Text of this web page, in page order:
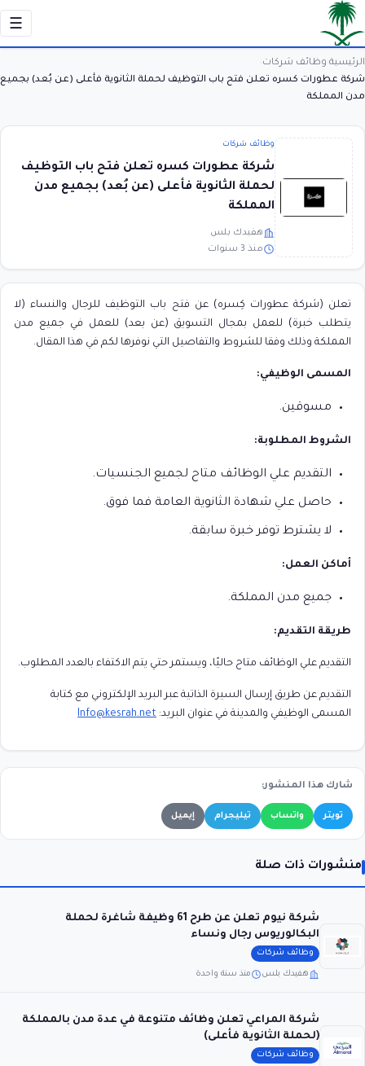
☰
الرئيسية وظائف شركات
شركة عطورات كسره تعلن فتح باب التوظيف لحملة الثانوية فأعلى (عن بُعد) بجميع
مدن المملكة
وظائف شركات
شركة عطورات كسره تعلن فتح باب التوظيف
لحملة الثانوية فأعلى (عن بُعد) بجميع مدن
المملكة
هفيدك بلس
منذ 3 سنوات
تعلن (شركة عطورات كِسره) عن فتح باب التوظيف للرجال والنساء (لا
يتطلب خبرة) للعمل بمجال التسويق (عن بعد) للعمل في جميع مدن
المملكة وذلك وفقا للشروط والتفاصيل التي نوفرها لكم في هذا المقال.
المسمى الوظيفي:
مسوقين.
الشروط المطلوبة:
التقديم علي الوظائف متاح لجميع الجنسيات.
حاصل علي شهادة الثانوية العامة فما فوق.
لا يشترط توفر خبرة سابقة.
أماكن العمل:
جميع مدن المملكة.
طريقة التقديم:
التقديم علي الوظائف متاح حاليًا، ويستمر حتي يتم الاكتفاء بالعدد المطلوب.
التقديم عن طريق إرسال السيرة الذاتية عبر البريد الإلكتروني مع كتابة
المسمى الوظيفي والمدينة في عنوان البريد: Info@kesrah.net
شارك هذا المنشور:
تويتر واتساب تيليجرام إيميل
منشورات ذات صلة
شركة نيوم تعلن عن طرح 61 وظيفة شاغرة لحملة
البكالوريوس رجال ونساء
وظائف شركات
هفيدك بلس منذ سنة واحدة
شركة المراعي تعلن وظائف متنوعة في عدة مدن بالمملكة
(لحملة الثانوية فأعلى)
وظائف شركات